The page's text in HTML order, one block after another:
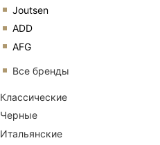
Joutsen
ADD
AFG
Все бренды
Классические
Черные
Итальянские